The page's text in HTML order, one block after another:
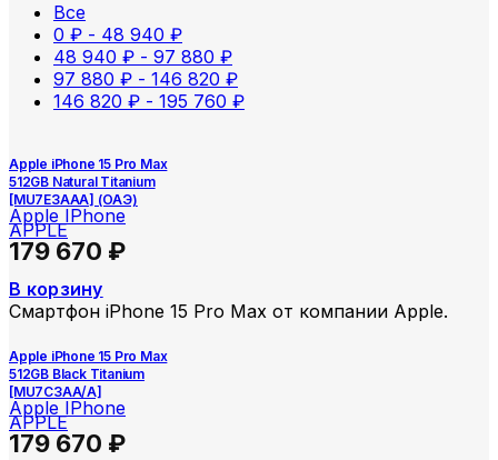
Все
0 ₽ - 48 940 ₽
48 940 ₽ - 97 880 ₽
97 880 ₽ - 146 820 ₽
146 820 ₽ - 195 760 ₽
Apple iPhone 15 Pro Max
512GB Natural Titanium
[MU7E3AAA] (ОАЭ)
Apple IPhone
APPLE
179 670 ₽
В корзину
Смартфон iPhone 15 Pro Max от компании Apple.
Apple iPhone 15 Pro Max
512GB Black Titanium
[MU7C3AA/A]
Apple IPhone
APPLE
179 670 ₽